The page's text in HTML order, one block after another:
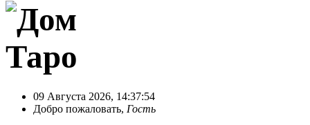
09 Августа 2026, 14:37:54
Добро пожаловать, Гость